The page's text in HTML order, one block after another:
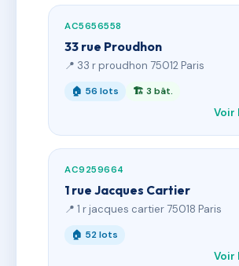
AC5656558
33 rue Proudhon
📍 33 r proudhon 75012 Paris
🏠 56 lots 🏗 3 bât.
Voir
AC9259664
1 rue Jacques Cartier
📍 1 r jacques cartier 75018 Paris
🏠 52 lots
Voir